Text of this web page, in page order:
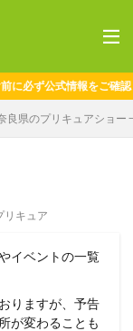
式情報をご確認くださ
良県のプリキュアショー
リキュア
イベントの一覧
りますが、予告
が変わることも